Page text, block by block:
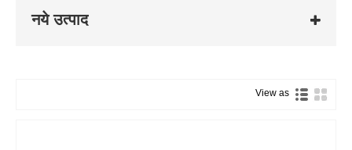
नये उत्पाद
View as